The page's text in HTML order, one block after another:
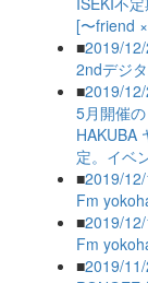
[〜friend
■2019/
2ndデジ
■2019/
5月開催
HAKUBA
定。イベ
■2019/
Fm
■2019/
Fm
■2019/